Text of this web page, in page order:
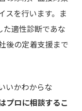
スを行います。ま
た適性診断であな
後の定着支援まで
いかわからな
プロに相談するこ